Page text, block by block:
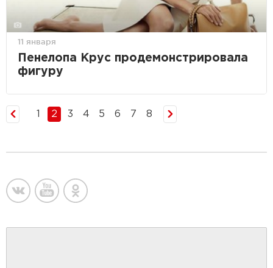
11 января
Пенелопа Крус продемонстрировала
фигуру
2 3 4 5 6 7 8